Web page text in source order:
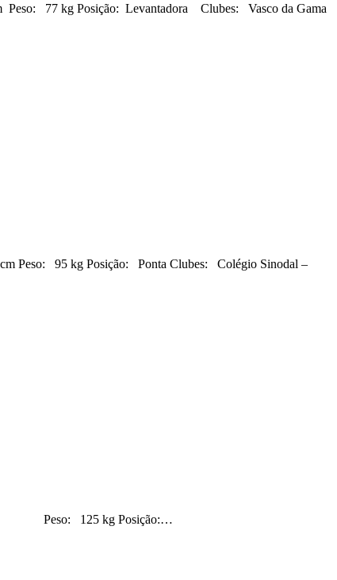
Posição: Levantadora Clubes: Vasco da Gama
kg Posição: Ponta Clubes: Colégio Sinodal –
125 kg Posição:…